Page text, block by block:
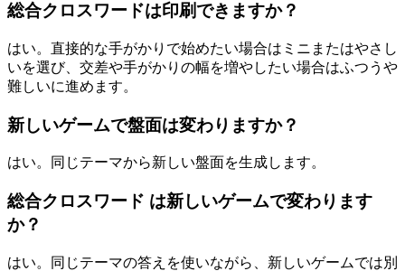
総合クロスワードは印刷できますか？
はい。直接的な手がかりで始めたい場合はミニまたはやさし
いを選び、交差や手がかりの幅を増やしたい場合はふつうや
難しいに進めます。
新しいゲームで盤面は変わりますか？
はい。同じテーマから新しい盤面を生成します。
総合クロスワード は新しいゲームで変わります
か？
はい。同じテーマの答えを使いながら、新しいゲームでは別